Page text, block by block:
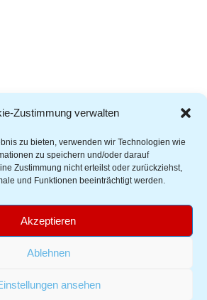
Zustimmung verwalten
zu bieten, verwenden wir Technologien wie
zu speichern und/oder darauf
Zustimmung nicht erteilst oder zurückziehst,
und Funktionen beeinträchtigt werden.
Akzeptieren
Ablehnen
ansehen
|Datenschutz
Richtlinie
– Österreichischer Cheersport